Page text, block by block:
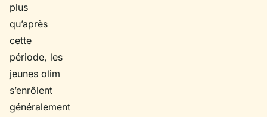
plus
qu’après
cette
période, les
jeunes olim
s’enrôlent
généralement